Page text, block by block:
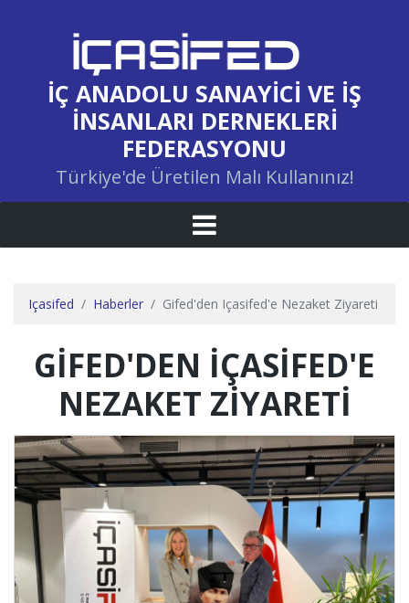
İÇ ANADOLU SANAYICI VE İŞ
İNSANLARI DERNEKLERI
FEDERASYONU
Türkiye'de Üretilen Malı Kullanınız!
Içasifed Haberler Gifed'den Içasifed'e Nezaket Ziyareti
GİFED'DEN İÇASİFED'E
NEZAKET ZİYARETİ